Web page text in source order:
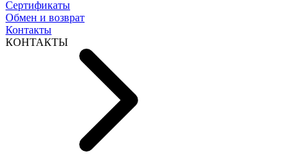
Сертификаты
Обмен и возврат
Контакты
КОНТАКТЫ